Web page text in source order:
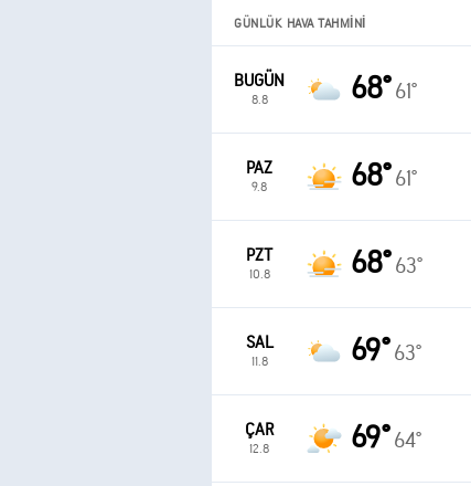
GÜNLÜK HAVA TAHMINI
BUGÜN
8.8 68° 61°
PAZ
9.8 68° 61°
PZT
10.8 68° 63°
SAL
11.8 69° 63°
ÇAR
12.8 69° 64°